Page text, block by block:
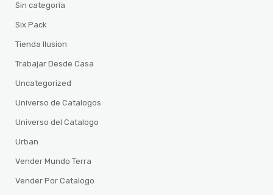
Sin categoría
Six Pack
Tienda Ilusion
Trabajar Desde Casa
Uncategorized
Universo de Catalogos
Universo del Catalogo
Urban
Vender Mundo Terra
Vender Por Catalogo